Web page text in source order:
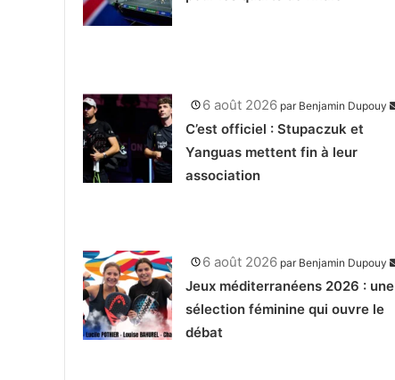
6 août 2026 par Benjamin Dupouy
C’est officiel : Stupaczuk et
Yanguas mettent fin à leur
association
6 août 2026 par Benjamin Dupouy
Jeux méditerranéens 2026 : une
sélection féminine qui ouvre le
débat